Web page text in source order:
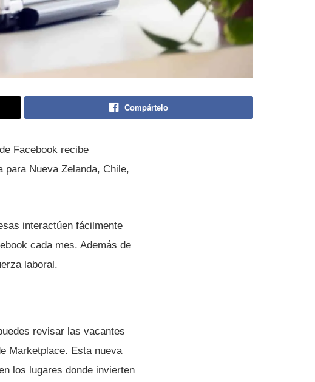
Compártelo
de Facebook recibe
Nueva Zelanda, Chile,
interactúen fácilmente
cada mes. Además de
laboral.
revisar las vacantes
Marketplace. Esta nueva
los lugares donde invierten